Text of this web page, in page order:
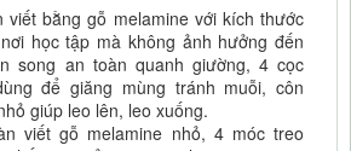
viết bằng gỗ melamine với kích thước
học tập mà không ảnh hưởng đến
song an toàn quanh giường, 4 cọc
để giăng mùng tránh muỗi, côn
giúp leo lên, leo xuống.
viết gỗ melamine nhỏ, 4 móc treo